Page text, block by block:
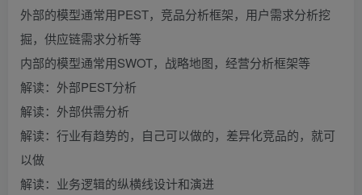
外部的模型通常用PEST，竞品分析框架，用户需求分析挖
掘，供应链需求分析等
内部的模型通常用SWOT，战略地图，经营分析框架等
解读：外部PEST分析
解读：外部供需分析
解读：行业有趋势的，自己可以做的，差异化竞品的，就可
以做
解读：业务逻辑的纵横线设计和演进